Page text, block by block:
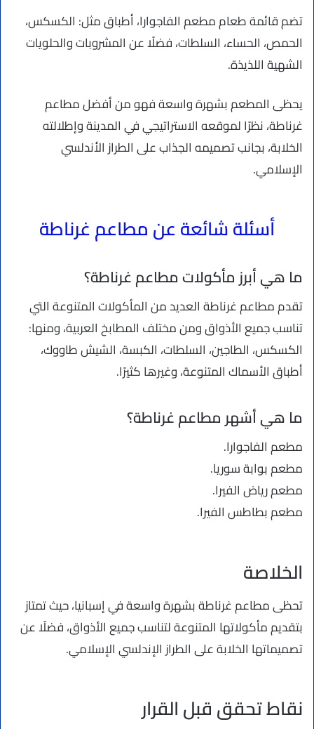
تضم قائمة طعام مطعم الفاجوارا، أطباق مثل: الكسكس،
الحمص، الحساء، السلطات، فضلًا عن المشروبات والحلويات
الشهية اللذيذة.
يحظى المطعم بشهرة واسعة فهو من أفضل مطاعم
غرناطة، نظرًا لموقعه الاستراتيجي في المدينة وإطلالته
الخلابة، بجانب تصميمه الجذاب على الطراز الأندلسي
الإسلامي.
أسئلة شائعة عن مطاعم غرناطة
ما هي أبرز مأكولات مطاعم غرناطة؟
تقدم مطاعم غرناطة العديد من المأكولات المتنوعة التي
تناسب جميع الأذواق ومن مختلف المطابخ العربية، ومنها:
الكسكس، الطاجين، السلطات، الكبسة، الشيش طاووك،
أطباق الأسماك المتنوعة، وغيرها كثيرًا.
ما هي أشهر مطاعم غرناطة؟
مطعم الفاجوارا.
مطعم بوابة سوريا.
مطعم رياض الفيرا.
مطعم بطاطس الفيرا.
الخلاصة
تحظى مطاعم غرناطة بشهرة واسعة في إسبانيا، حيث تمتاز
بتقديم مأكولاتها المتنوعة لتناسب جميع الأذواق، فضلًا عن
تصميماتها الخلابة على الطراز الإندلسي الإسلامي.
نقاط تحقق قبل القرار